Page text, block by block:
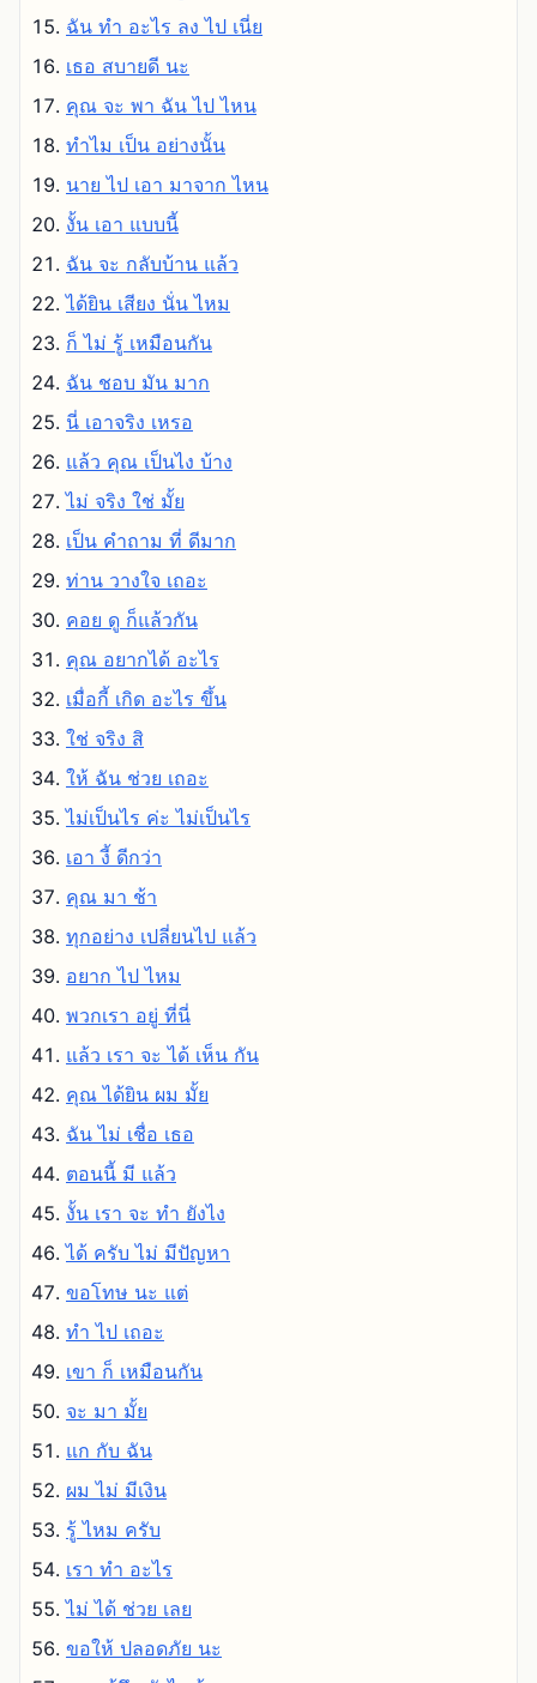
ฉัน ทํา อะไร ลง ไป เนี่ย
เธอ สบายดี นะ
คุณ จะ พา ฉัน ไป ไหน
ทําไม เป็น อย่างนั้น
นาย ไป เอา มาจาก ไหน
งั้น เอา แบบนี้
ฉัน จะ กลับบ้าน แล้ว
ได้ยิน เสียง นั่น ไหม
ก็ ไม่ รู้ เหมือนกัน
ฉัน ชอบ มัน มาก
นี่ เอาจริง เหรอ
แล้ว คุณ เป็นไง บ้าง
ไม่ จริง ใช่ มั้ย
เป็น คําถาม ที่ ดีมาก
ท่าน วางใจ เถอะ
คอย ดู ก็แล้วกัน
คุณ อยากได้ อะไร
เมื่อกี้ เกิด อะไร ขึ้น
ใช่ จริง สิ
ให้ ฉัน ช่วย เถอะ
ไม่เป็นไร ค่ะ ไม่เป็นไร
เอา งี้ ดีกว่า
คุณ มา ช้า
ทุกอย่าง เปลี่ยนไป แล้ว
อยาก ไป ไหม
พวกเรา อยู่ ที่นี่
แล้ว เรา จะ ได้ เห็น กัน
คุณ ได้ยิน ผม มั้ย
ฉัน ไม่ เชื่อ เธอ
ตอนนี้ มี แล้ว
งั้น เรา จะ ทํา ยังไง
ได้ ครับ ไม่ มีปัญหา
ขอโทษ นะ แต่
ทํา ไป เถอะ
เขา ก็ เหมือนกัน
จะ มา มั้ย
แก กับ ฉัน
ผม ไม่ มีเงิน
รู้ ไหม ครับ
เรา ทํา อะไร
ไม่ ได้ ช่วย เลย
ขอให้ ปลอดภัย นะ